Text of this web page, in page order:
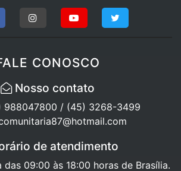
Nosso contato
988047800 / (45) 3268-3499
de atendimento
das 09:00 às 18:00 horas de Brasília.
às 12:00, Domingo e feriados não